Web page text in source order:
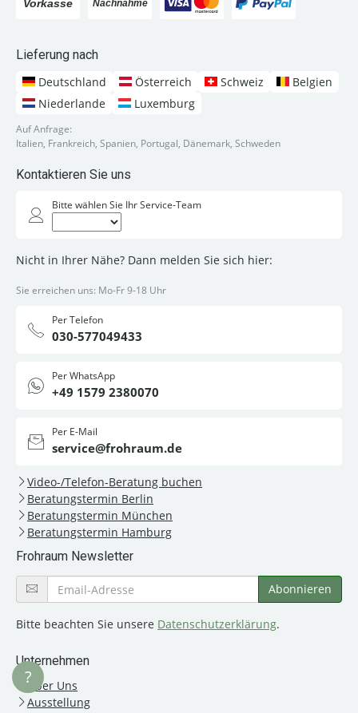
Lieferung nach
Deutschland
Österreich Schweiz
Belgien
Niederlande
Luxemburg
Auf Anfrage:
Italien, Frankreich, Spanien, Portugal, Dänemark, Schweden
Kontaktieren Sie uns
Bitte wählen Sie Ihr Service-Team
Nicht in Ihrer Nähe? Dann melden Sie sich hier:
Sie erreichen uns: Mo-Fr 9-18 Uhr
Per Telefon
030-577049433
Per WhatsApp
+49 1579 2380070
Per E-Mail
service@frohraum.de
Video-/Telefon-Beratung buchen
Beratungstermin Berlin
Beratungstermin München
Beratungstermin Hamburg
Frohraum Newsletter
Bitte beachten Sie unsere Datenschutzerklärung.
Unternehmen
Über Uns
Ausstellung
?